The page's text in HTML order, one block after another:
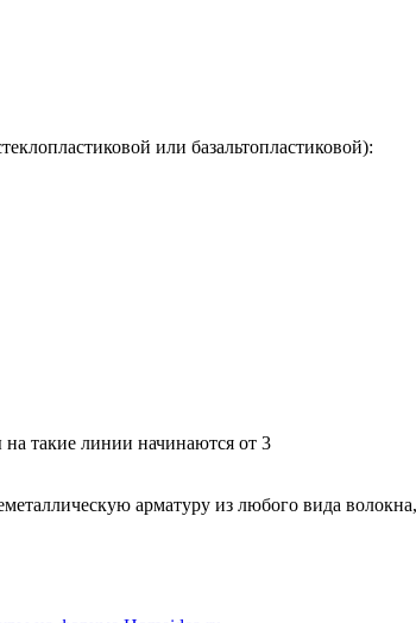
или базальтопластиковой):
такие линии начинаются от 3
арматуру из любого вида